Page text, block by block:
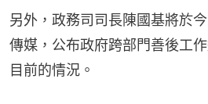
另外，政務司司長陳國基將於
傳媒，公布政府跨部門善後工
目前的情況。